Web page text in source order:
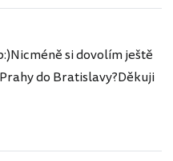
si dovolím ještě
do Bratislavy?Děkuji